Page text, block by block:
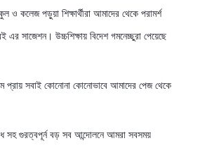
ও কলেজ পড়ুয়া শিক্ষার্থীরা আমাদের থেকে পরামর্শ
সাজেশন। উচ্চশিক্ষায় বিদেশ গমনেচ্ছুরা পেয়েছে
প্রায় সবাই কোনোনা কোনোভাবে আমাদের পেজ থেকে
সহ গুরত্বপূর্ন বড় সব আন্দোলনে আমরা সবসময়